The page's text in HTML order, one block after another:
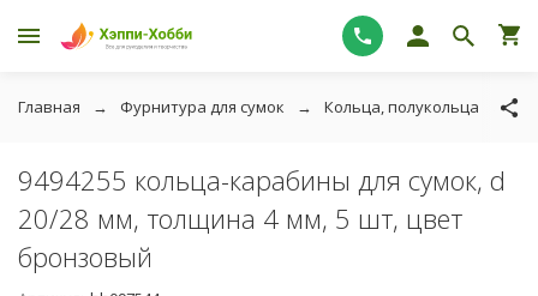
Главная Фурнитура для сумок Кольца, полукольца
9494255 кольца-карабины для сумок, d
20/28 мм, толщина 4 мм, 5 шт, цвет
бронзовый